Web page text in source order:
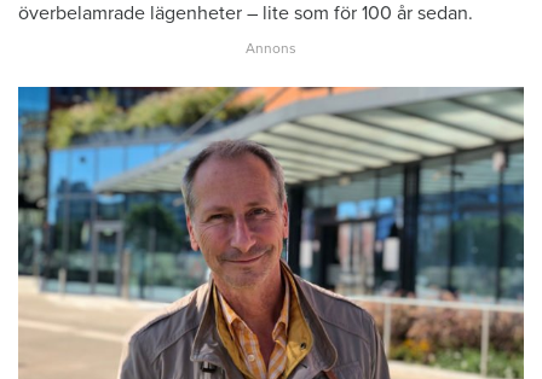
överbelamrade lägenheter – lite som för 100 år sedan.